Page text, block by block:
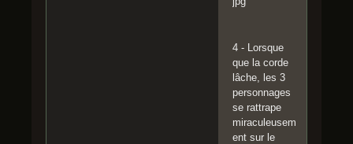
4 - Lorsque
que la corde
lâche, les 3
personnages
se rattrape
miraculeusem
ent sur le